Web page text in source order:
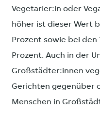
Vegetarier:in oder
höher ist dieser Wert
Prozent sowie bei
Prozent. Auch in der
Großstädter:innen
Gerichten gegenüber
Menschen in